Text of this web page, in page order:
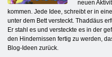
neuen
kommen. Jede Idee, schreibt er in
unter dem Bett versteckt. Thaddäus
Er stahl es und versteckte es in der
den Hindernissen fertig zu werden,
Blog-Ideen zurück.